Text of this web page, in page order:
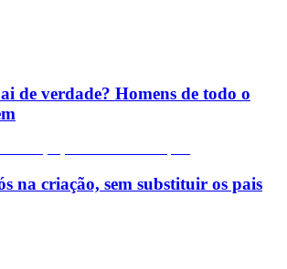
de verdade? Homens de todo o
na criação, sem substituir os pais